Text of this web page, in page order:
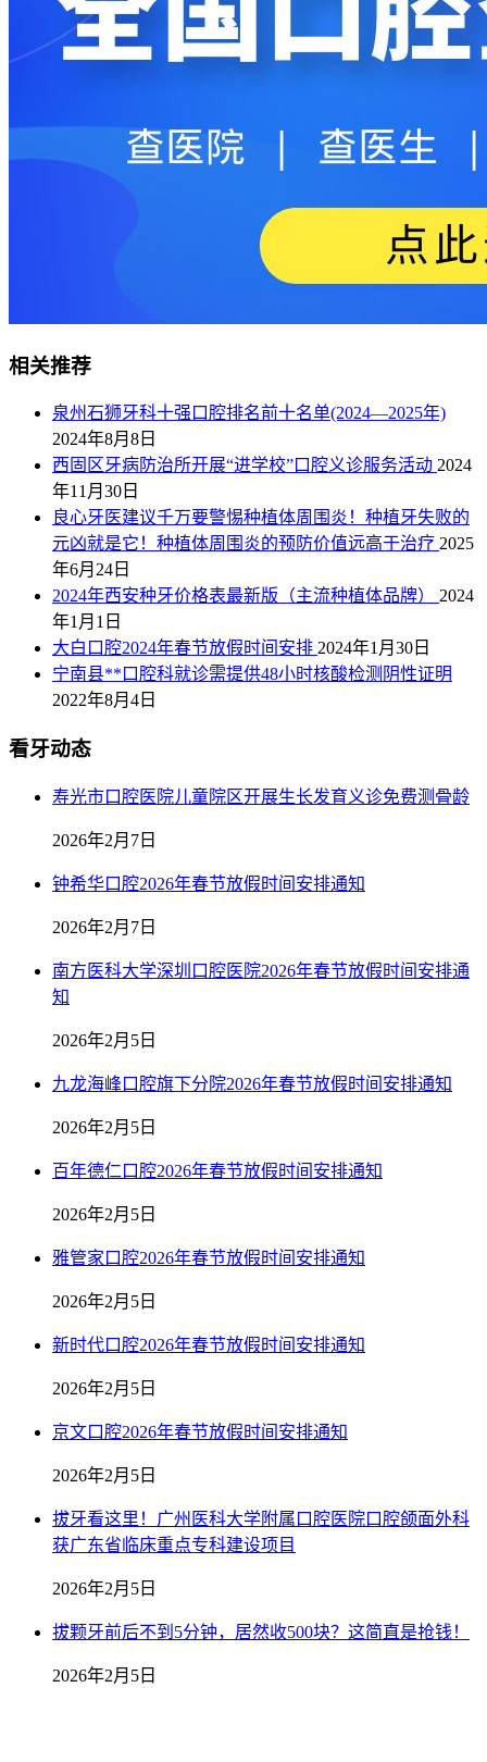
相关推荐
泉州石狮牙科十强口腔排名前十名单(2024—2025年)
2024年8月8日
西固区牙病防治所开展“进学校”口腔义诊服务活动 2024
年11月30日
良心牙医建议千万要警惕种植体周围炎！种植牙失败的
元凶就是它！种植体周围炎的预防价值远高于治疗 2025
年6月24日
2024年西安种牙价格表最新版（主流种植体品牌） 2024
年1月1日
大白口腔2024年春节放假时间安排 2024年1月30日
宁南县**口腔科就诊需提供48小时核酸检测阴性证明
2022年8月4日
看牙动态
寿光市口腔医院儿童院区开展生长发育义诊免费测骨龄
2026年2月7日
钟希华口腔2026年春节放假时间安排通知
2026年2月7日
南方医科大学深圳口腔医院2026年春节放假时间安排通
知
2026年2月5日
九龙海峰口腔旗下分院2026年春节放假时间安排通知
2026年2月5日
百年德仁口腔2026年春节放假时间安排通知
2026年2月5日
雅管家口腔2026年春节放假时间安排通知
2026年2月5日
新时代口腔2026年春节放假时间安排通知
2026年2月5日
京文口腔2026年春节放假时间安排通知
2026年2月5日
拔牙看这里！广州医科大学附属口腔医院口腔颌面外科
获广东省临床重点专科建设项目
2026年2月5日
拔颗牙前后不到5分钟，居然收500块？这简直是抢钱！
2026年2月5日